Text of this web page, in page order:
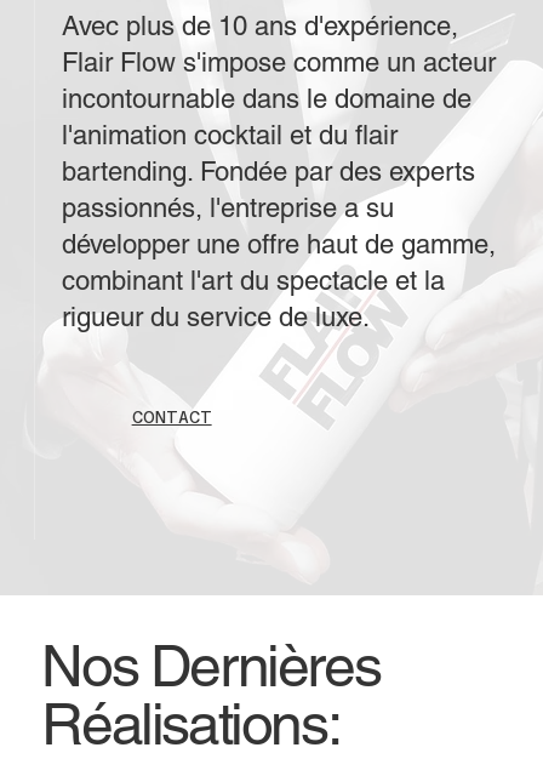
CONTACT
Avec plus de 10 ans d'expérience,
Flair Flow s'impose comme un acteur
incontournable dans le domaine de
l'animation cocktail et du flair
bartending. Fondée par des experts
passionnés, l'entreprise a su
développer une offre haut de gamme,
combinant l'art du spectacle et la
rigueur du service de luxe.
Nos Dernières
Réalisations: